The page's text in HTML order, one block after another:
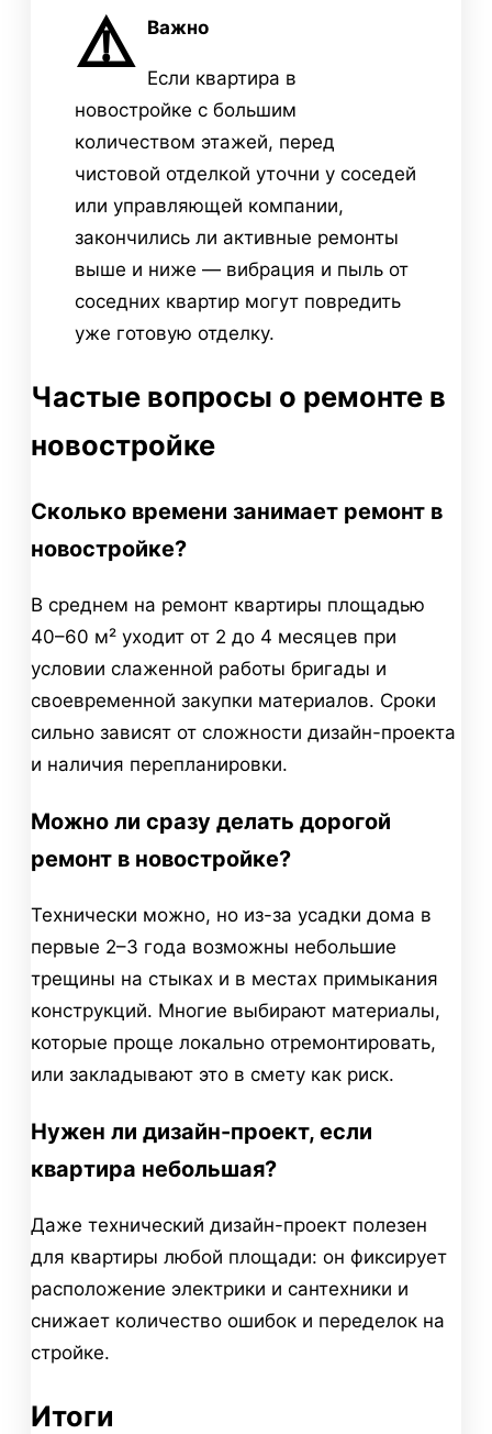
⚠️ Важно
Если квартира в
новостройке с большим
количеством этажей, перед
чистовой отделкой уточни у соседей
или управляющей компании,
закончились ли активные ремонты
выше и ниже — вибрация и пыль от
соседних квартир могут повредить
уже готовую отделку.
Частые вопросы о ремонте в
новостройке
Сколько времени занимает ремонт в
новостройке?
В среднем на ремонт квартиры площадью
40–60 м² уходит от 2 до 4 месяцев при
условии слаженной работы бригады и
своевременной закупки материалов. Сроки
сильно зависят от сложности дизайн-проекта
и наличия перепланировки.
Можно ли сразу делать дорогой
ремонт в новостройке?
Технически можно, но из-за усадки дома в
первые 2–3 года возможны небольшие
трещины на стыках и в местах примыкания
конструкций. Многие выбирают материалы,
которые проще локально отремонтировать,
или закладывают это в смету как риск.
Нужен ли дизайн-проект, если
квартира небольшая?
Даже технический дизайн-проект полезен
для квартиры любой площади: он фиксирует
расположение электрики и сантехники и
снижает количество ошибок и переделок на
стройке.
Итоги